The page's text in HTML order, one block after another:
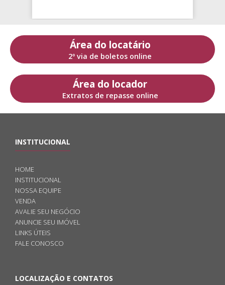
Área do locatário
2º via de boletos online
Área do locador
Extratos de repasse online
INSTITUCIONAL
HOME
INSTITUCIONAL
NOSSA EQUIPE
VENDA
AVALIE SEU NEGÓCIO
ANUNCIE SEU IMÓVEL
LINKS ÚTEIS
FALE CONOSCO
LOCALIZAÇÃO E CONTATOS